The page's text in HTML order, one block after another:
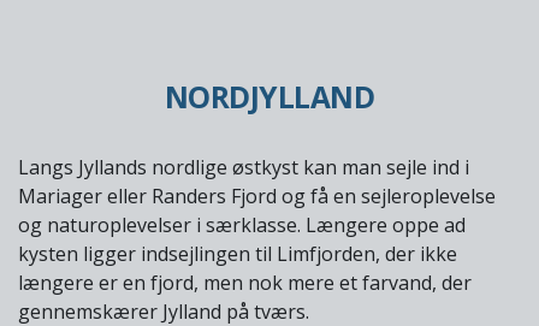
NORDJYLLAND
Langs Jyllands nordlige østkyst kan man sejle ind i
Mariager eller Randers Fjord og få en sejleroplevelse
og naturoplevelser i særklasse. Længere oppe ad
kysten ligger indsejlingen til Limfjorden, der ikke
længere er en fjord, men nok mere et farvand, der
gennemskærer Jylland på tværs.